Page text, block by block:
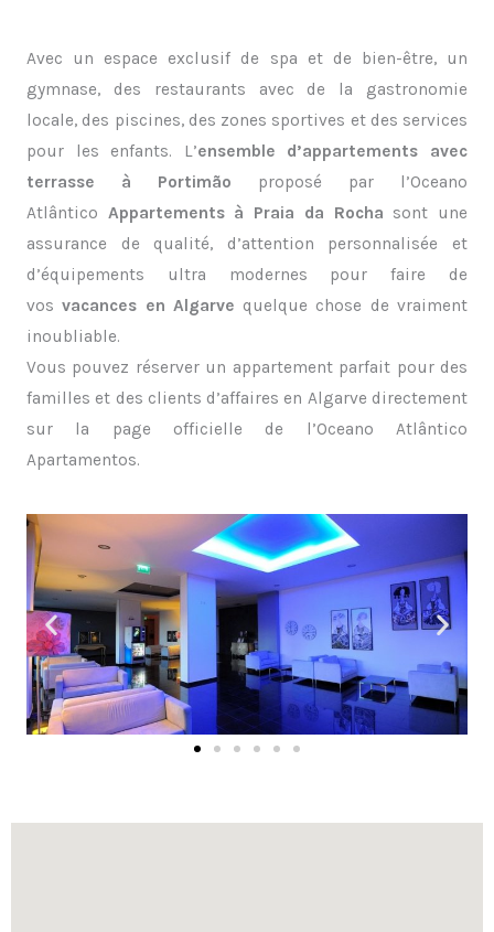
Avec un espace exclusif de spa et de bien-être, un
gymnase, des restaurants avec de la gastronomie
locale, des piscines, des zones sportives et des services
pour les enfants. L’ensemble d’appartements avec
terrasse à Portimão proposé par l’Oceano
Atlântico Appartements à Praia da Rocha sont une
assurance de qualité, d’attention personnalisée et
d’équipements ultra modernes pour faire de
vosvacances en Algarve quelque chose de vraiment
inoubliable.
Vous pouvez réserver un appartement parfait pour des
familles et des clients d’affaires en Algarve directement
sur la page officielle de l’Oceano Atlântico
Apartamentos.